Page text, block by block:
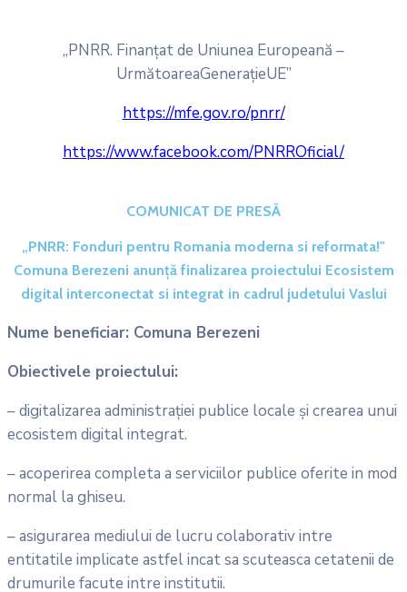
„PNRR. Finanțat de Uniunea Europeană –
UrmătoareaGenerațieUE”
https://mfe.gov.ro/pnrr/
https://www.facebook.com/PNRROficial/
COMUNICAT DE PRESĂ
„PNRR: Fonduri pentru Romania moderna si reformata!"
Comuna Berezeni anunţă finalizarea proiectului Ecosistem
digital interconectat si integrat in cadrul judetului Vaslui
Nume beneficiar: Comuna Berezeni
Obiectivele proiectului:
– digitalizarea administrației publice locale și crearea unui
ecosistem digital integrat.
– acoperirea completa a serviciilor publice oferite in mod
normal la ghiseu.
– asigurarea mediului de lucru colaborativ intre
entitatile implicate astfel incat sa scuteasca cetatenii de
drumurile facute intre institutii.